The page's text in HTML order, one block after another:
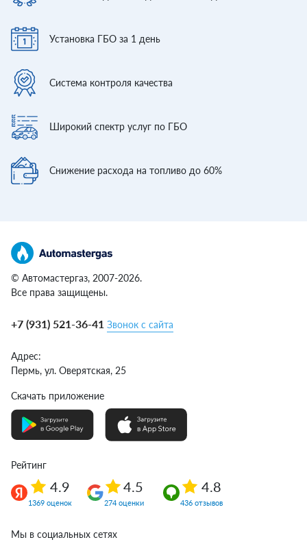
Установка ГБО за 1 день
Система контроля качества
Широкий спектр услуг по ГБО
Снижение расхода на топливо до 60%
© Автомастергаз, 2007-2026.
Все права защищены.
+7 (931) 521-36-41 Звонок с сайта
Адрес:
Пермь, ул. Оверятская, 25
Скачать приложение
Рейтинг
4.9
1369 оценок
4.5
274 оценки
4.8
436 отзывов
Мы в социальных сетях